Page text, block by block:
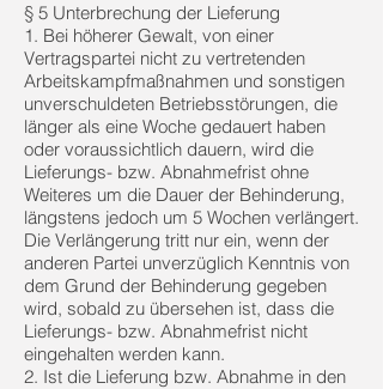
§ 5 Unterbrechung der Lieferung
1. Bei höherer Gewalt, von einer
Vertragspartei nicht zu vertretenden
Arbeitskampfmaßnahmen und sonstigen
unverschuldeten Betriebsstörungen, die
länger als eine Woche gedauert haben
oder voraussichtlich dauern, wird die
Lieferungs- bzw. Abnahmefrist ohne
Weiteres um die Dauer der Behinderung,
längstens jedoch um 5 Wochen verlängert.
Die Verlängerung tritt nur ein, wenn der
anderen Partei unverzüglich Kenntnis von
dem Grund der Behinderung gegeben
wird, sobald zu übersehen ist, dass die
Lieferungs- bzw. Abnahmefrist nicht
eingehalten werden kann.
2. Ist die Lieferung bzw. Abnahme in den